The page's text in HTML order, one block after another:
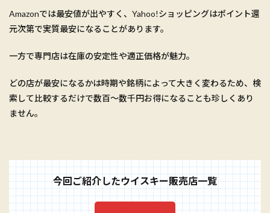
Amazonでは最安値が出やすく、Yahoo!ショッピングはポイント還
元次第で実質最安になることがあります。
一方で専門店は在庫の安定性や適正価格が魅力。
どの店が最安になるかは時期や銘柄によって大きく変わるため、検
索して比較するだけで数百〜数千円お得になることも珍しくあり
ません。
今回ご紹介したウイスキー販売店一覧